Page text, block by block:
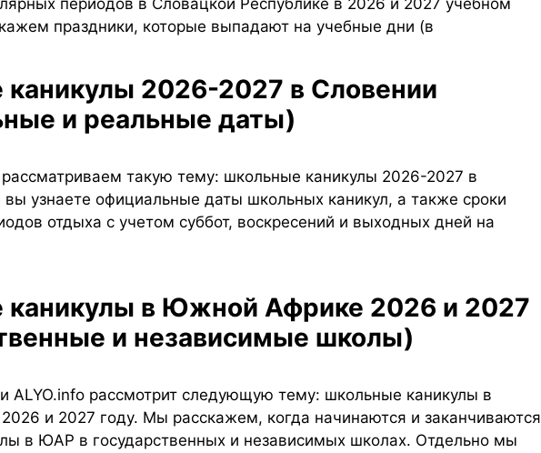
периодов в Словацкой Республике в 2026 и 2027 учебном
праздники, которые выпадают на учебные дни (в
и реальные даты)
такую тему: школьные каникулы 2026-2027 в
узнаете официальные даты школьных каникул, а также сроки
отдыха с учетом суббот, воскресений и выходных дней на
и независимые школы)
ALYO.info рассмотрит следующую тему: школьные каникулы в
и 2027 году. Мы расскажем, когда начинаются и заканчиваются
в ЮАР в государственных и независимых школах. Отдельно мы